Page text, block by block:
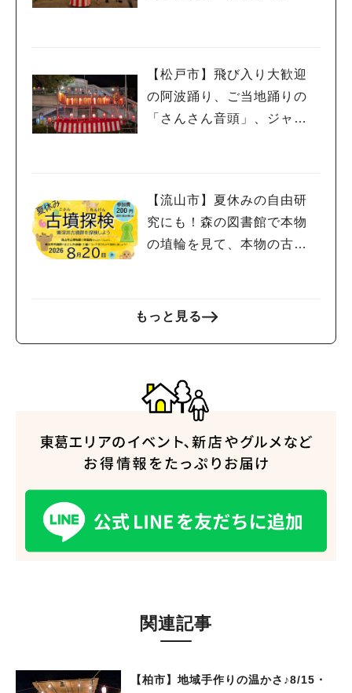
【松戸市】飛び入り大歓迎
の阿波踊り、ご当地踊りの
「さんさん音頭」、ジャ
【流山市】夏休みの自由研
究にも！森の図書館で本物
の埴輪を見て、本物の古墳
もっと見る
関連記事
【柏市】地域手作りの温かさ♪8/15・